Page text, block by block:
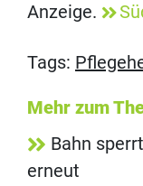
Anzeige.
Tags:
Mehr zum
Bahn
erneut